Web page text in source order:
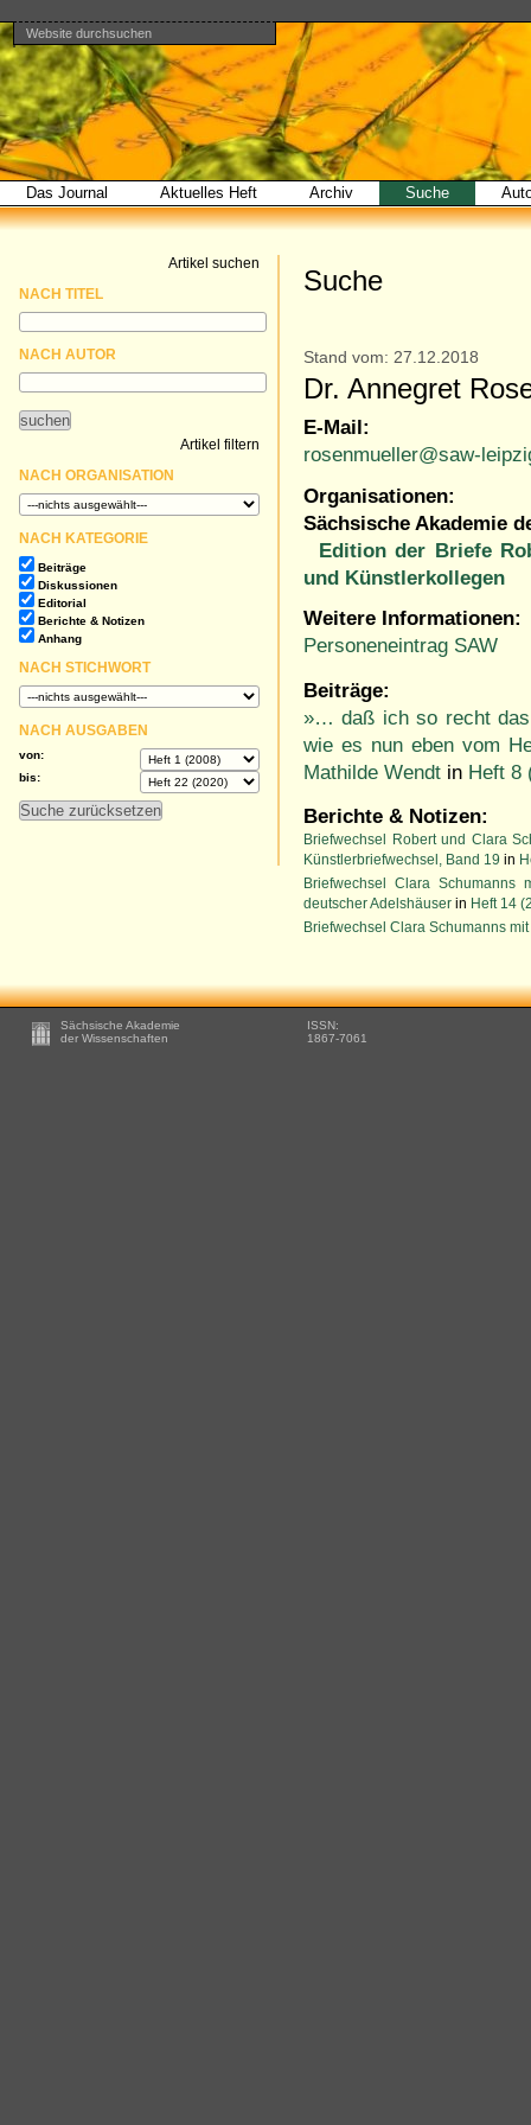
Direkt
zum
Inhalt
|
Direkt
zur
Navigation
Benutzerspezifische
Werkzeuge
Website durchsuchen
Erweiterte
Suche…
Bereiche
Das Journal Aktuelles Heft Archiv Suche
Suche
Stand vom: 27.12.2018
Dr. Annegret
E-Mail:
rosenmueller@saw-
Organisationen:
Sächsische Akademie
Edition der Briefe
und Künstlerkollegen
Weitere Informationen:
Personeneintrag SAW
Beiträge:
»… daß ich so recht das
wie es nun eben vom
Mathilde Wendt in Heft 8
Berichte & Notizen:
Briefwechsel Robert und Clara
Künstlerbriefwechsel, Band 19 in
Briefwechsel Clara Schumanns
deutscher Adelshäuser in Heft 14
Briefwechsel Clara Schumanns
Artikel suchen
NACH TITEL
NACH AUTOR
Artikel filtern
NACH ORGANISATION
NACH KATEGORIE
Beiträge
Diskussionen
Editorial
Berichte & Notizen
Anhang
NACH STICHWORT
NACH AUSGABEN
von:
bis:
Footer
Sächsische Akademie
der Wissenschaften
ISSN:
1867-7061